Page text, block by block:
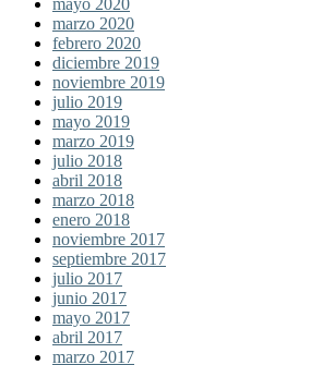
mayo 2020
marzo 2020
febrero 2020
diciembre 2019
noviembre 2019
julio 2019
mayo 2019
marzo 2019
julio 2018
abril 2018
marzo 2018
enero 2018
noviembre 2017
septiembre 2017
julio 2017
junio 2017
mayo 2017
abril 2017
marzo 2017